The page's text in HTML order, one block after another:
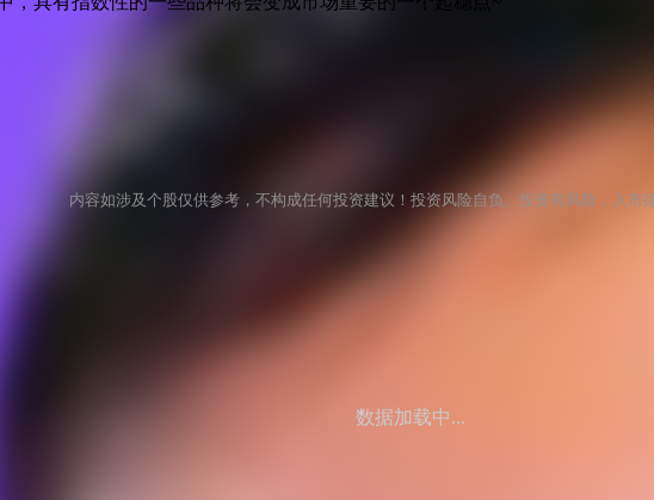
内容如涉及个股仅供参考，不构成任何投资建议！投资风险自负。投资有风险，入市
数据加载中...